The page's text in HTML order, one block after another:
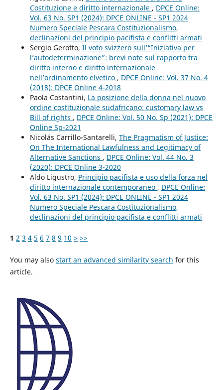
Costituzione e diritto internazionale , DPCE Online:
Vol. 63 No. SP1 (2024): DPCE ONLINE - SP1 2024
Numero Speciale Pescara Costituzionalismo,
declinazioni del principio pacifista e conflitti armati
Sergio Gerotto, Il voto svizzero sull’“Iniziativa per
l’autodeterminazione”: brevi note sul rapporto tra
diritto interno e diritto internazionale
nell’ordinamento elvetico , DPCE Online: Vol. 37 No. 4
(2018): DPCE Online 4-2018
Paola Costantini, La posizione della donna nel nuovo
ordine costituzionale sudafricano: customary law vs
Bill of rights , DPCE Online: Vol. 50 No. Sp (2021): DPCE
Online Sp-2021
Nicolás Carrillo-Santarelli, The Pragmatism of Justice:
On The International Lawfulness and Legitimacy of
Alternative Sanctions , DPCE Online: Vol. 44 No. 3
(2020): DPCE Online 3-2020
Aldo Ligustro, Principio pacifista e uso della forza nel
diritto internazionale contemporaneo , DPCE Online:
Vol. 63 No. SP1 (2024): DPCE ONLINE - SP1 2024
Numero Speciale Pescara Costituzionalismo,
declinazioni del principio pacifista e conflitti armati
1 2 3 4 5 6 7 8 9 10 > >>
You may also start an advanced similarity search for this
article.